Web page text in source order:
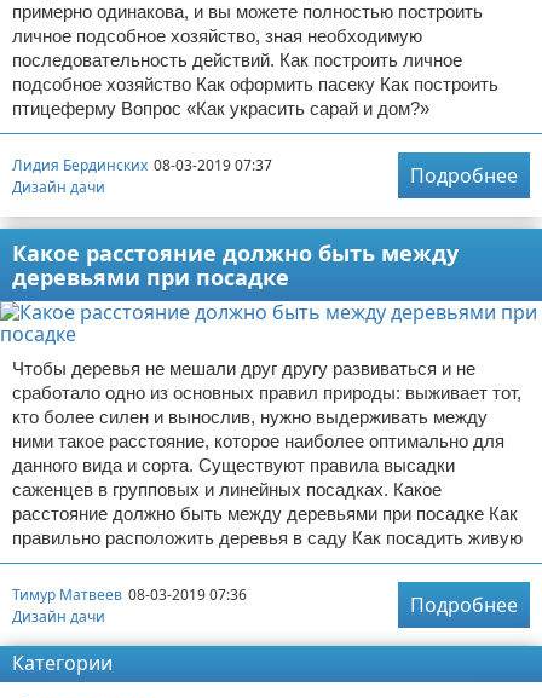
примерно одинакова, и вы можете полностью построить
личное подсобное хозяйство, зная необходимую
последовательность действий. Как построить личное
подсобное хозяйство Как оформить пасеку Как построить
птицеферму Вопрос «Как украсить сарай и дом?»
Лидия Бердинских 08-03-2019 07:37
Дизайн дачи
Подробнее
Какое расстояние должно быть между
деревьями при посадке
Чтобы деревья не мешали друг другу развиваться и не
сработало одно из основных правил природы: выживает тот,
кто более силен и вынослив, нужно выдерживать между
ними такое расстояние, которое наиболее оптимально для
данного вида и сорта. Существуют правила высадки
саженцев в групповых и линейных посадках. Какое
расстояние должно быть между деревьями при посадке Как
правильно расположить деревья в саду Как посадить живую
Тимур Матвеев 08-03-2019 07:36
Дизайн дачи
Подробнее
Категории